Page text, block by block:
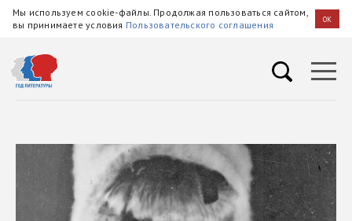
Мы используем cookie-файлы. Продолжая пользоваться сайтом,
вы принимаете условия Пользовательского соглашения OK